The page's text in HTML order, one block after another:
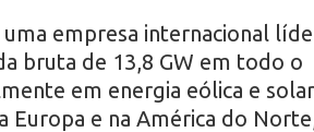
uma empresa internacional
bruta de 13,8 GW em todo o
em energia eólica e solar
e na América do